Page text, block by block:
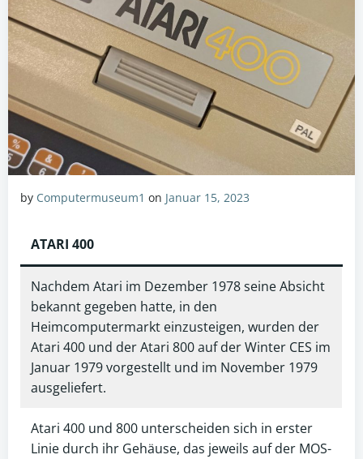
by Computermuseum1 on Januar 15, 2023
ATARI 400
Nachdem Atari im Dezember 1978 seine Absicht
bekannt gegeben hatte, in den
Heimcomputermarkt einzusteigen, wurden der
Atari 400 und der Atari 800 auf der Winter CES im
Januar 1979 vorgestellt und im November 1979
ausgeliefert.
Atari 400 und 800 unterscheiden sich in erster
Linie durch ihr Gehäuse, das jeweils auf der MOS-